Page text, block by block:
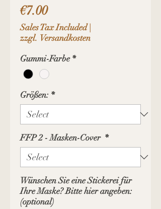
€7.00Price
Sales Tax Included|
zzgl. Versandkosten
Gummi-Farbe *
Größen: *
FFP 2 - Masken-Cover *
Wünschen Sie eine Stickerei für
Ihre Maske? Bitte hier angeben:
(optional)